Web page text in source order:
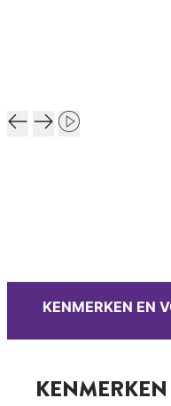
KENMERKEN EN